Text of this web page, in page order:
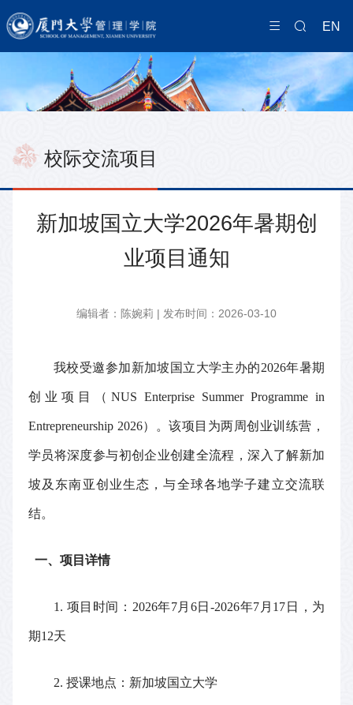
EN
校际交流项目
新加坡国立大学2026年暑期创
业项目通知
编辑者：陈婉莉 | 发布时间：2026-03-10
我校受邀参加新加坡国立大学主办的2026年暑期
创业项目（ NUS Enterprise Summer Programme in
Entrepreneurship 2026）。该项目为两周创业训练营，
学员将深度参与初创企业创建全流程，深入了解新加
坡及东南亚创业生态，与全球各地学子建立交流联
结。
一、项目详情
1. 项目时间： 2026年7月 6日-2026年7 月 17 日，为
期12天
2. 授课地点：新加坡国立大学